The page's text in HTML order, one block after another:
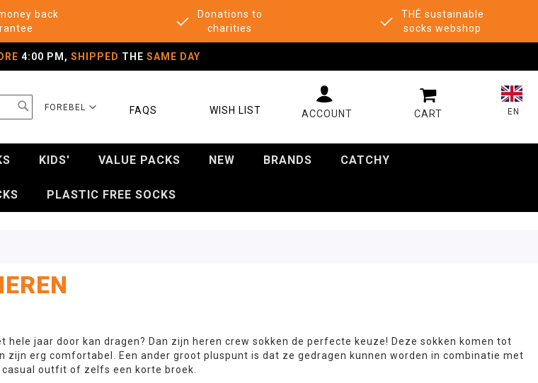
back
Donations to
charities
THÉ sustainable
socks webshop
4:00 PM, SHIPPED THE SAME DAY
SELECT
FOREBEL EN
FAQS WISH LIST
SEARCH
MY CART
KIDS' VALUE PACKS NEW BRANDS CATCHY
PLASTIC FREE SOCKS
hele jaar door kan dragen? Dan zijn heren crew sokken de perfecte keuze! Deze sokken komen tot
zijn erg comfortabel. Een ander groot pluspunt is dat ze gedragen kunnen worden in combinatie met
outfit of zelfs een korte broek.